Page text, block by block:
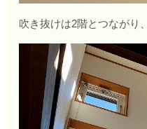
吹き抜けは2階とつながり